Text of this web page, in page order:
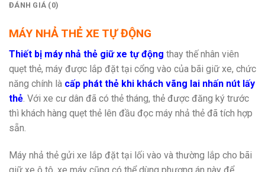
ĐÁNH GIÁ (0)
MÁY NHẢ THẺ XE TỰ ĐỘNG
Thiết bị máy nhả thẻ giữ xe tự động thay thế nhân viên
quẹt thẻ, máy được lắp đặt tại cổng vào của bãi giữ xe, chức
năng chính là cấp phát thẻ khi khách vãng lai nhấn nút lấy
thẻ . Với xe cư dân đã có thẻ tháng, thẻ được đăng ký trước
thì khách hàng quẹt thẻ lên đầu đọc máy nhả thẻ đã tích hợp
sẵn.
Máy nhả thẻ gửi xe lắp đặt tại lối vào và thường lắp cho bãi
giữ xe ô tô, xe máy cũng có thể dùng phương án này để